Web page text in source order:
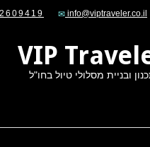
VIP
ובניית מסלולי טיול בחו"ל